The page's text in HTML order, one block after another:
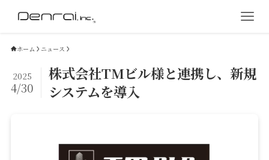
ホーム ニュース
株式会社TMビル様と連携し、新規
システムを導入
2025
4/30